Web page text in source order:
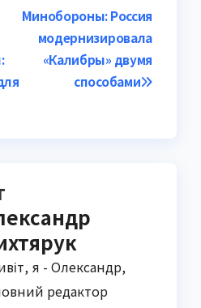
Минобороны: Россия
модернизировала
«Калибры» двумя
способами
я - Олександр,
редактор